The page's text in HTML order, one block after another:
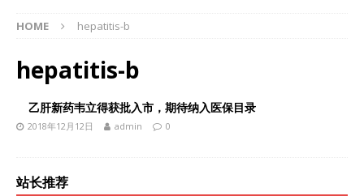
HOME hepatitis-b
hepatitis-b
乙肝新药韦立得获批入市，期待纳入医保目录
2018年12月12日 admin 0
站长推荐